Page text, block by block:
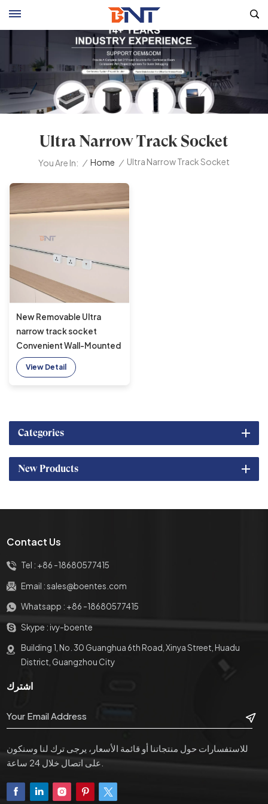
Ultra Narrow Track Socket
You Are In: / Home / Ultra Narrow Track Socket
New Removable Ultra
narrow track socket
Convenient Wall-Mounted
Multi-Outlet Power Rail
Track Socket
View Detail
Categories
New Products
Contact Us
Tel : +86 -18680577415
Email :sales@boentes.com
Whatsapp : +86 -18680577415
Skype :ivy-boente
Building 1, No. 30 Guanghua 6th Road, Xinya Street, Huadu
District, Guangzhou City
اشترك
للاستفسارات حول منتجاتنا أو قائمة الأسعار، يرجى ترك لنا وسنكون